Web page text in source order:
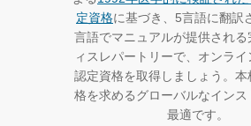
定資格に基づき、5言語に翻訳
言語でマニュアルが提供される
ィスレパートリーで、オンライ
認定資格を取得しましょう。本
格を求めるグローバルなインス
最適です。